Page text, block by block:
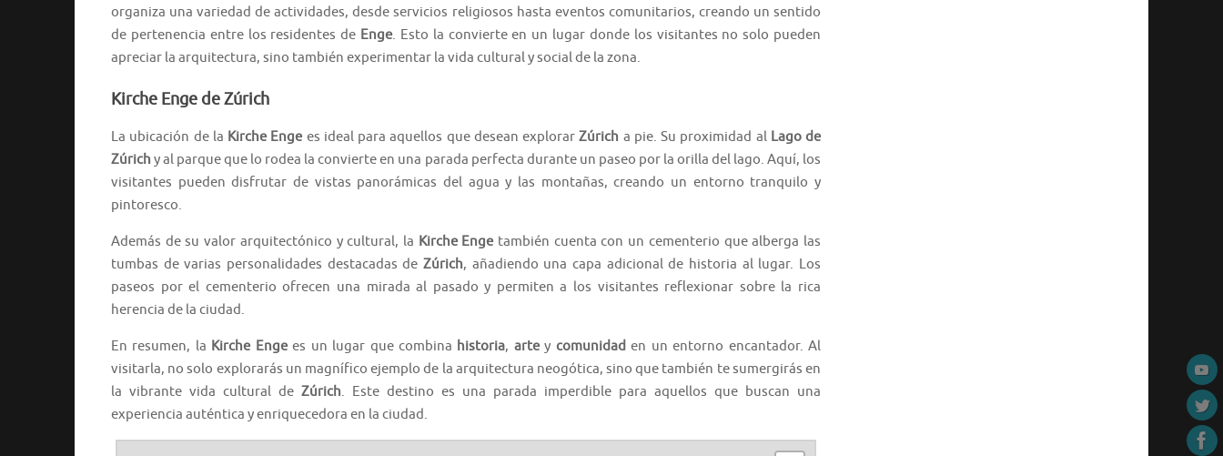
organiza una variedad de actividades, desde servicios religiosos hasta eventos comunitarios, creando un sentido
de pertenencia entre los residentes de Enge. Esto la convierte en un lugar donde los visitantes no solo pueden
apreciar la arquitectura, sino también experimentar la vida cultural y social de la zona.
Kirche Enge de Zúrich
La ubicación de la Kirche Engees ideal para aquellos que desean explorarZúrich a pie. Su proximidad al Lago de
Zúrich y al parque que lo rodea la convierte en una parada perfecta durante un paseo por la orilla del lago. Aquí, los
visitantes pueden disfrutar de vistas panorámicas del agua y las montañas, creando un entorno tranquilo y
pintoresco.
Además de su valor arquitectónico y cultural, la Kirche Engetambién cuenta con un cementerio que alberga las
tumbas de varias personalidades destacadas de Zúrich, añadiendo una capa adicional de historia al lugar. Los
paseos por el cementerio ofrecen una mirada al pasado y permiten a los visitantes reflexionar sobre la rica
herencia de la ciudad.
En resumen, la Kirche Engees un lugar que combina historia, artey comunidaden un entorno encantador. Al
visitarla, no solo explorarás un magnífico ejemplo de la arquitectura neogótica, sino que también te sumergirás en
la vibrante vida cultural de Zúrich. Este destino es una parada imperdible para aquellos que buscan una
experiencia auténtica y enriquecedora en la ciudad.